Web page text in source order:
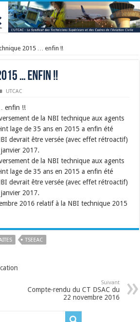
2015 … enfin !!
… enfin !!
UTCAC
enfin !!
de la NBI technique aux agents
lage de 35 ans en 2015 a enfin été
devrait être versée (avec effet rétroactif)
2017.
de la NBI technique aux agents
lage de 35 ans en 2015 a enfin été
devrait être versée (avec effet rétroactif)
2017.
2016 relatif à la NBI technique 2015
TSEEAC
Suivant
Compte-rendu du CT DSAC du
22 novembre 2016